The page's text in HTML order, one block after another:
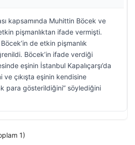
kapsamında Muhittin Böcek ve
pişmanlıktan ifade vermişti.
de etkin pişmanlık
Böcek’in ifade verdiği
eşinin İstanbul Kapalıçarşı’da
çıkışta eşinin kendisine
para gösterildiğini” söylediğini
1)